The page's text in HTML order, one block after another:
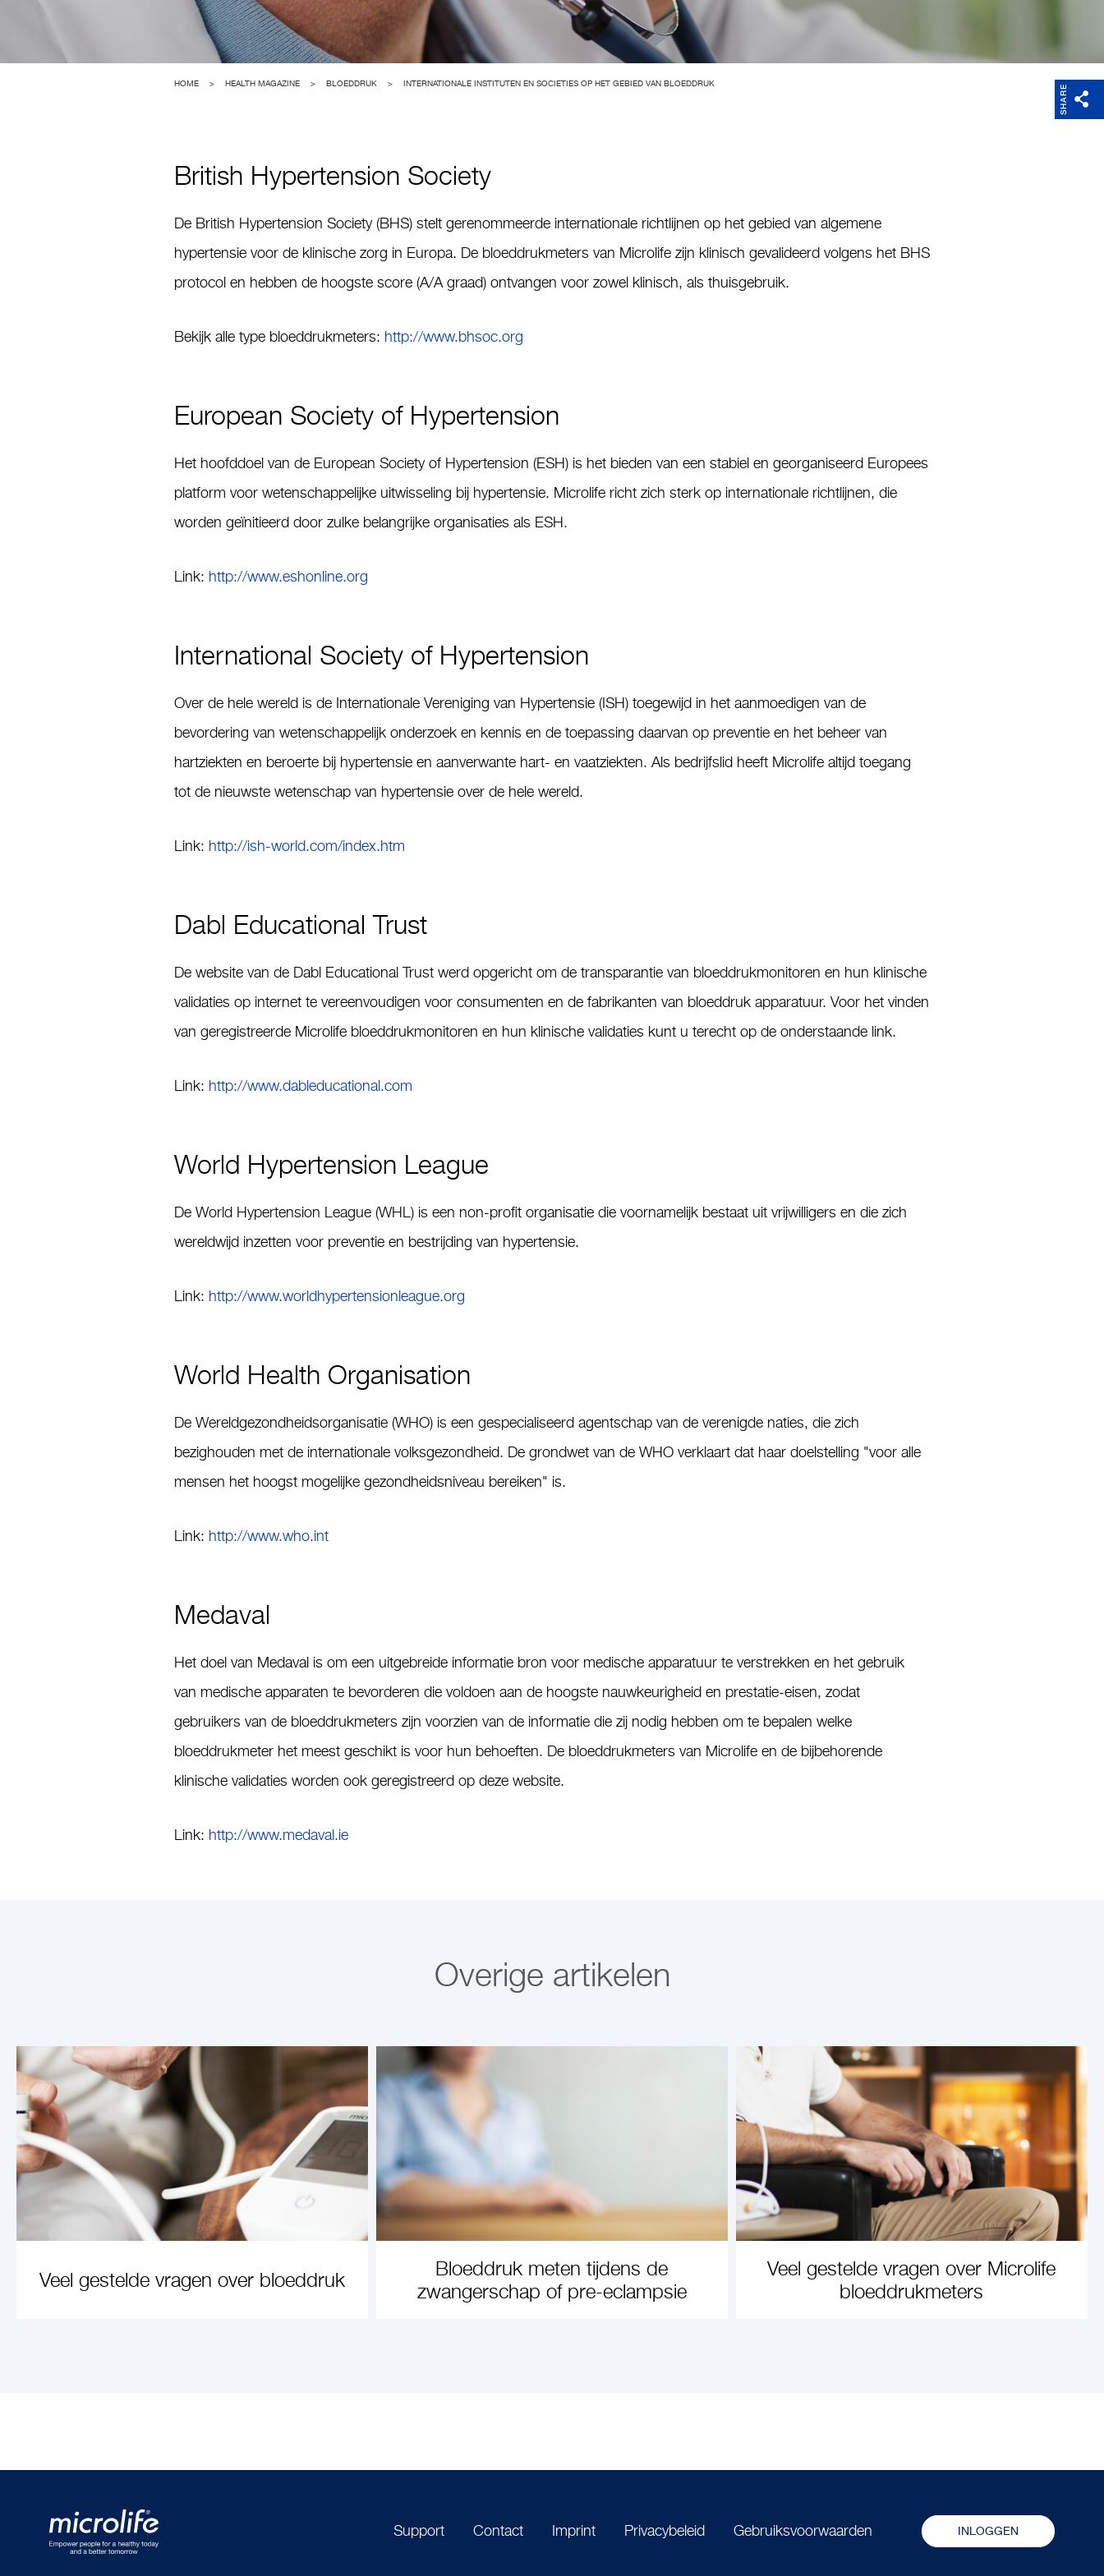
Weight Software
HOME > HEALTH MAGAZINE > BLOEDDRUK > INTERNATIONALE INSTITUTEN EN SOCIETIES OP HET GEBIED VAN BLOEDDRUK
SHARE
British Hypertension Society
De British Hypertension Society (BHS) stelt gerenommeerde internationale richtlijnen op het gebied van algemene
hypertensie voor de klinische zorg in Europa. De bloeddrukmeters van Microlife zijn klinisch gevalideerd volgens het BHS
protocol en hebben de hoogste score (A/A graad) ontvangen voor zowel klinisch, als thuisgebruik.
Bekijk alle type bloeddrukmeters: http://www.bhsoc.org
European Society of Hypertension
Het hoofddoel van de European Society of Hypertension (ESH) is het bieden van een stabiel en georganiseerd Europees
platform voor wetenschappelijke uitwisseling bij hypertensie. Microlife richt zich sterk op internationale richtlijnen, die
worden geïnitieerd door zulke belangrijke organisaties als ESH.
Link: http://www.eshonline.org
International Society of Hypertension
Over de hele wereld is de Internationale Vereniging van Hypertensie (ISH) toegewijd in het aanmoedigen van de
bevordering van wetenschappelijk onderzoek en kennis en de toepassing daarvan op preventie en het beheer van
hartziekten en beroerte bij hypertensie en aanverwante hart- en vaatziekten. Als bedrijfslid heeft Microlife altijd toegang
tot de nieuwste wetenschap van hypertensie over de hele wereld.
Link: http://ish-world.com/index.htm
Dabl Educational Trust
De website van de Dabl Educational Trust werd opgericht om de transparantie van bloeddrukmonitoren en hun klinische
validaties op internet te vereenvoudigen voor consumenten en de fabrikanten van bloeddruk apparatuur. Voor het vinden
van geregistreerde Microlife bloeddrukmonitoren en hun klinische validaties kunt u terecht op de onderstaande link.
Link: http://www.dableducational.com
World Hypertension League
De World Hypertension League (WHL) is een non-profit organisatie die voornamelijk bestaat uit vrijwilligers en die zich
wereldwijd inzetten voor preventie en bestrijding van hypertensie.
Link: http://www.worldhypertensionleague.org
World Health Organisation
De Wereldgezondheidsorganisatie (WHO) is een gespecialiseerd agentschap van de verenigde naties, die zich
bezighouden met de internationale volksgezondheid. De grondwet van de WHO verklaart dat haar doelstelling "voor alle
mensen het hoogst mogelijke gezondheidsniveau bereiken" is.
Link: http://www.who.int
Medaval
Het doel van Medaval is om een uitgebreide informatie bron voor medische apparatuur te verstrekken en het gebruik
van medische apparaten te bevorderen die voldoen aan de hoogste nauwkeurigheid en prestatie-eisen, zodat
gebruikers van de bloeddrukmeters zijn voorzien van de informatie die zij nodig hebben om te bepalen welke
bloeddrukmeter het meest geschikt is voor hun behoeften. De bloeddrukmeters van Microlife en de bijbehorende
klinische validaties worden ook geregistreerd op deze website.
Link: http://www.medaval.ie
Overige artikelen
Veel gestelde vragen over bloeddruk
LEARN MORE
Bloeddruk meten tijdens de
zwangerschap of pre-eclampsie
ARTIKEL ANSEHEN
Veel gestelde vragen over Microlife
bloeddrukmeters
Support Contact Imprint Privacybeleid Gebruiksvoorwaarden INLOGGEN